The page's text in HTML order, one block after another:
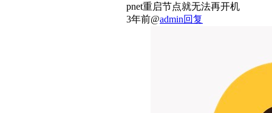
pnet重启节点就无法再开机
3年前@admin回复